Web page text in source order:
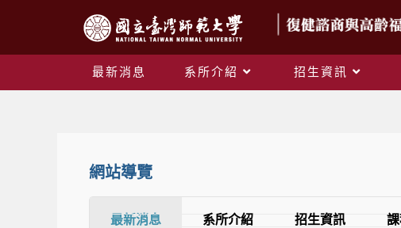
最新消息 系所介紹 招生資訊
網站導覽
最新消息 系所介紹 招生資訊